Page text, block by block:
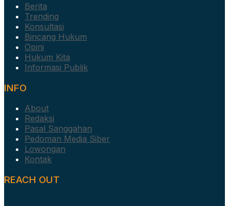
Berita
Trending
Konsultasi
Bincang Hukum
Opini
Hukum Kita
Informasi Publik
INFO
About
Redaksi
Pasal Sanggahan
Pedoman Media Siber
Lowongan
Kontak
REACH OUT